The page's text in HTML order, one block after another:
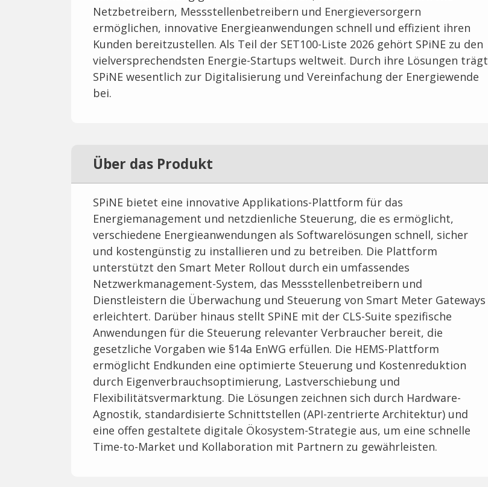
Netzbetreibern, Messstellenbetreibern und Energieversorgern
ermöglichen, innovative Energieanwendungen schnell und effizient ihren
Kunden bereitzustellen. Als Teil der SET100-Liste 2026 gehört SPiNE zu den
vielversprechendsten Energie-Startups weltweit. Durch ihre Lösungen trägt
SPiNE wesentlich zur Digitalisierung und Vereinfachung der Energiewende
bei.
Über das Produkt
SPiNE bietet eine innovative Applikations-Plattform für das
Energiemanagement und netzdienliche Steuerung, die es ermöglicht,
verschiedene Energieanwendungen als Softwarelösungen schnell, sicher
und kostengünstig zu installieren und zu betreiben. Die Plattform
unterstützt den Smart Meter Rollout durch ein umfassendes
Netzwerkmanagement-System, das Messstellenbetreibern und
Dienstleistern die Überwachung und Steuerung von Smart Meter Gateways
erleichtert. Darüber hinaus stellt SPiNE mit der CLS-Suite spezifische
Anwendungen für die Steuerung relevanter Verbraucher bereit, die
gesetzliche Vorgaben wie §14a EnWG erfüllen. Die HEMS-Plattform
ermöglicht Endkunden eine optimierte Steuerung und Kostenreduktion
durch Eigenverbrauchsoptimierung, Lastverschiebung und
Flexibilitätsvermarktung. Die Lösungen zeichnen sich durch Hardware-
Agnostik, standardisierte Schnittstellen (API-zentrierte Architektur) und
eine offen gestaltete digitale Ökosystem-Strategie aus, um eine schnelle
Time-to-Market und Kollaboration mit Partnern zu gewährleisten.